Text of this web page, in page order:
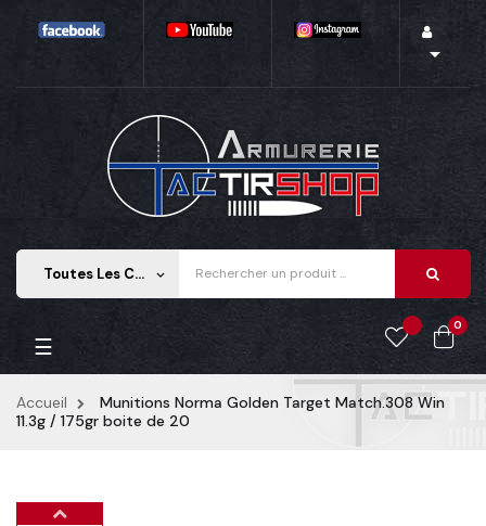

Toutes Les Catégories keyboard_arrow_down
0
Basculer la navigation
☰
Accueil
Munitions Norma Golden Target Match.308 Win
11.3g / 175gr boite de 20